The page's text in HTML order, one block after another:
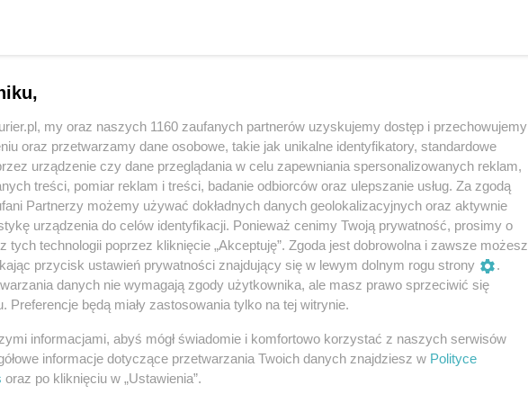
przy ul. Kopalnianej w Zdrojach, jest
działał hotel i restauracja. Półtora roku temu
i szkolnego schroniska młodzieżowego.
Dyrekcji Ochrony Środowiska, Zarządowi
Ochrony Zabytków. Wówczas zapowiadano, że
jesienią 2015 roku. Tak się nie stało.
Państwowej Straży Pożarnej w Szczecinie
techniczną dot. projektu przebudowy obiektu.
przetargu i wyboru wykonawcy, a także
decyzji na pozwolenie na budowę. Jednocześnie
my oraz naszych 1160 zaufanych partnerów uzyskujemy dostęp i przechowujemy
oraz przetwarzamy dane osobowe, takie jak unikalne identyfikatory, standardowe
urządzenie czy dane przeglądania w celu zapewniania spersonalizowanych reklam,
treści, pomiar reklam i treści, badanie odbiorców oraz ulepszanie usług. Za zgodą
Partnerzy możemy używać dokładnych danych geolokalizacyjnych oraz aktywnie
urządzenia do celów identyfikacji. Ponieważ cenimy Twoją prywatność, prosimy o
tych technologii poprzez kliknięcie „Akceptuję”. Zgoda jest dobrowolna i zawsze możesz
przycisk ustawień prywatności znajdujący się w lewym dolnym rogu strony
.
danych nie wymagają zgody użytkownika, ale masz prawo sprzeciwić się
Preferencje będą miały zastosowania tylko na tej witrynie.
informacjami, abyś mógł świadomie i komfortowo korzystać z naszych serwisów
informacje dotyczące przetwarzania Twoich danych znajdziesz w Polityce
oraz po kliknięciu w „Ustawienia”.